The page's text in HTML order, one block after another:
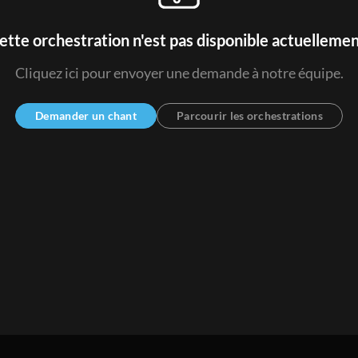
orchestration n'est pas disponible
Cliquez ici pour envoyer une demande à notre équipe.
Demander un chant Parcourir les orchestrations